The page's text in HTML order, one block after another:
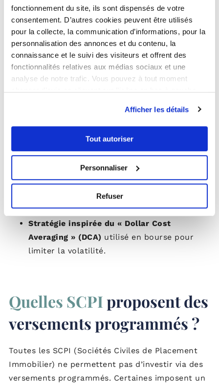
fonctionnement du site, ils sont dispensés de votre
consentement. D’autres cookies peuvent être utilisés
pour la collecte, la communication d’informations, pour la
personnalisation des annonces et du contenu, la
connaissance et le suivi des visiteurs et offrent des
fonctionnalités relatives aux médias sociaux et une
analyse de notre trafic. Vous pouvez à tout moment
changer d’avis en cliquant sur l’icône en bas à gauche.
Afficher les détails
Tout autoriser
Personnaliser
Refuser
de ses revenus.
Lissage des cycles immobiliers
et réduction du risque
Lemarché immobilier fluctueen fonction des
cycles économiques. En investissant en une seule
Les achats sont répartis dans le temps,
réduisant l’impact des variations de prix.
Le risque de mauvais timing est limité, car
l’investisseur acquiert des parts à
différentes périodes du marché.
Stratégie inspirée du « Dollar Cost
Averaging » (DCA) utilisé en bourse pour
limiter la volatilité.
Quelles SCPIproposent des
versements programmés ?
Toutes les SCPI (Sociétés Civiles de Placement
Immobilier) ne permettent pas d’investir via des
versements programmés. Certaines imposent un